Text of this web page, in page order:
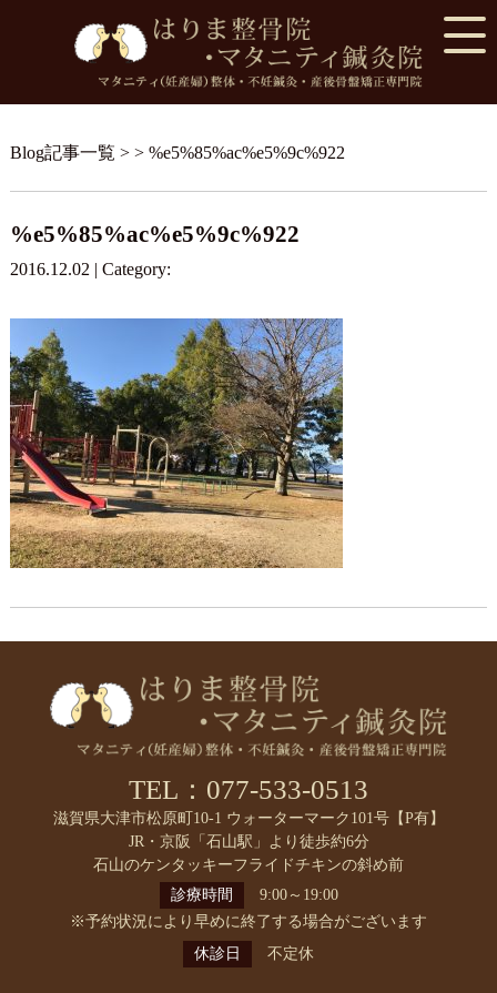
Blog記事一覧 > > %e5%85%ac%e5%9c%922
%e5%85%ac%e5%9c%922
2016.12.02 | Category:
TEL：077-533-0513
滋賀県大津市松原町10-1 ウォーターマーク101号【P有】
JR・京阪「石山駅」より徒歩約6分
石山のケンタッキーフライドチキンの斜め前
診療時間
9:00～19:00
※予約状況により早めに終了する場合がございます
休診日
不定休